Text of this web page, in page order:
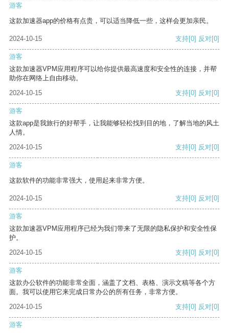
游客
这款加速器app的价格有点贵，可以适当降低一些，这样会更加亲民。
2024-10-15 支持[0] 反对[0]
游客
这款加速器VPM应用程序可以给你提供最高速度和安全性的连接，并帮
助你在网络上自由移动。
2024-10-15
支持[0] 反对[0]
游客
这款app是我旅行的好帮手，让我能够轻松找到目的地，了解当地的风土
人情。
2024-10-15
支持[0] 反对[0]
游客
这款软件的功能非常强大，使用起来非常方便。
2024-10-15 支持[0] 反对[0]
游客
这款加速器VPM应用程序已经为我们带来了无限的隐私保护和安全性保
护。
2024-10-15
支持[0] 反对[0]
游客
这款办公软件的功能非常全面，涵盖了文档、表格、演示文稿等各个方
面。我可以使用它来完成日常办公的所有任务，非常方便。
2024-10-15
支持[0] 反对[0]
游客